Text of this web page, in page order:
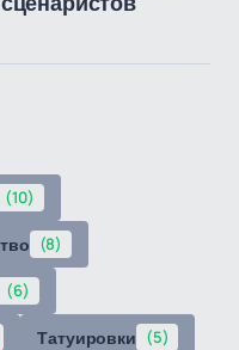
(10)
(8)
(6)
Татуировки (5)